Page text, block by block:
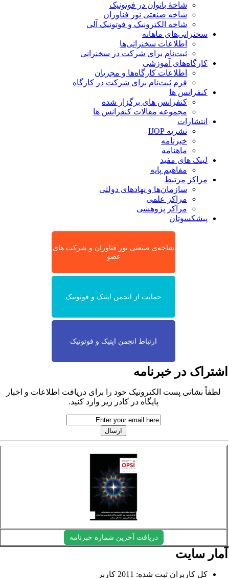
شاخۀ بانوان در فوتونیک
شاخه صنعتی نور فناوران
شاخه‌ الکترونیک و فوتونیک آلی
سخنرانی‌های ماهانه
اطلاعات سخنرانی‌‌ها
ثبت‌نام برای شرکت در سخنرانی
کارگاه‌های آموزشی
اطلاعات کارگاه‌ها و مجریان
فرم ثبت‌نام برای شرکت در کارگاه
کنفرانس ها
کنفرانس های برگزار شده
مجموعه مقالات کنفرانس ها
انتشارات
نشریه IJOP
خبرنامه
ماهنامه
لینک های مفید
مفاهیم پایه
مراکز مرتبط
سازمان‌ها و نهادهای دولتی
مراکز علمی
مراکز پژوهشی
پیشکسوتان
شاخه‌ی صنعتی نور فناوران و شرکت های
عضو
حمایت از انجمن اپتیک و فوتونیک
ارتباط انجمن اپتیک و فوتونیک
در خبرنامه
لطفاً نشانی پست الکترونیک خود را برای دریافت اطلاعات و اخبار
پایگاه در کادر زیر وارد کنید.
دریافت آخرین شماره خبرنامه
سایت
کل کاربران ثبت شده: 2011 کاربر